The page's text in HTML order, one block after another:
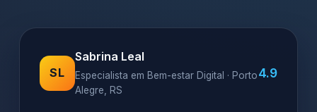
SL
Sabrina Leal
Especialista em Bem-estar Digital · Porto
Alegre, RS
4.9